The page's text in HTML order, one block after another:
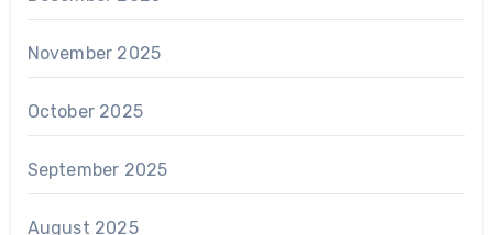
November 2025
October 2025
September 2025
August 2025